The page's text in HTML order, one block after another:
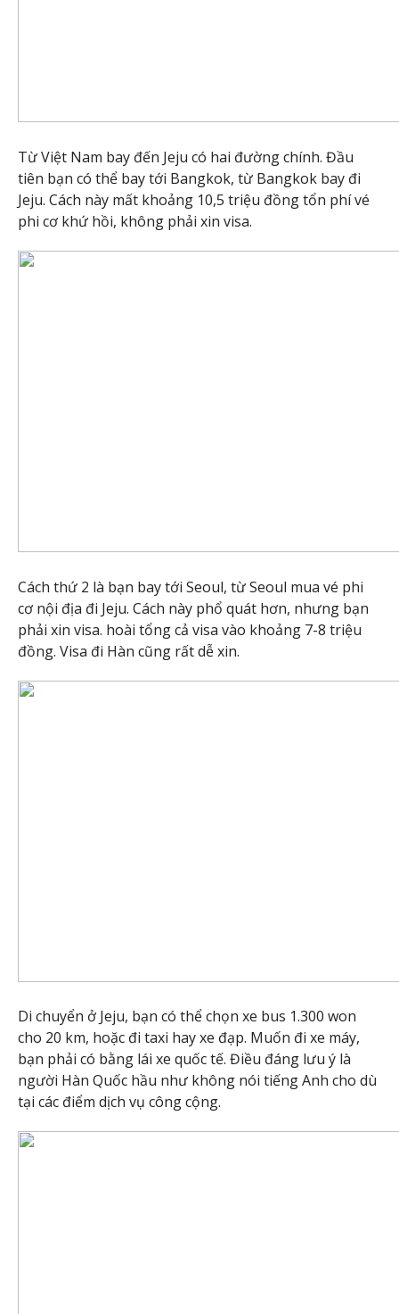
Từ Việt Nam bay đến Jeju có hai đường chính. Đầu
tiên bạn có thể bay tới Bangkok, từ Bangkok bay đi
Jeju. Cách này mất khoảng 10,5 triệu đồng tổn phí vé
phi cơ khứ hồi, không phải xin visa.
Cách thứ 2 là bạn bay tới Seoul, từ Seoul mua vé phi
cơ nội địa đi Jeju. Cách này phổ quát hơn, nhưng bạn
phải xin visa. hoài tổng cả visa vào khoảng 7-8 triệu
đồng. Visa đi Hàn cũng rất dễ xin.
Di chuyển ở Jeju, bạn có thể chọn xe bus 1.300 won
cho 20 km, hoặc đi taxi hay xe đạp. Muốn đi xe máy,
bạn phải có bằng lái xe quốc tế. Điều đáng lưu ý là
người Hàn Quốc hầu như không nói tiếng Anh cho dù
tại các điểm dịch vụ công cộng.